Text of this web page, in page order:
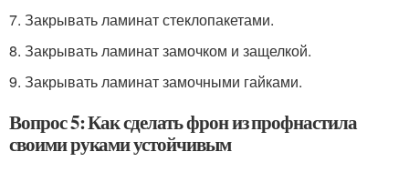
7. Закрывать ламинат стеклопакетами.
8. Закрывать ламинат замочком и защелкой.
9. Закрывать ламинат замочными гайками.
Вопрос 5: Как сделать фрон из профнастила
своими руками устойчивым